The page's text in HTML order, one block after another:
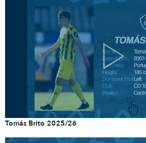
Tomás Brito 2025/26